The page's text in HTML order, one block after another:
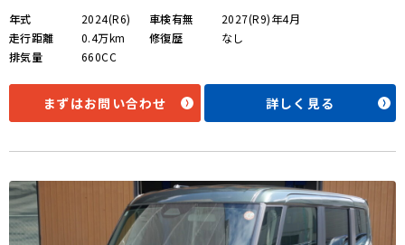
年式
2024(R6)
走行距離
0.4万km
排気量
660CC
車検有無
2027(R9)年4月
修復歴
なし
まずはお問い合わせ 詳しく見る